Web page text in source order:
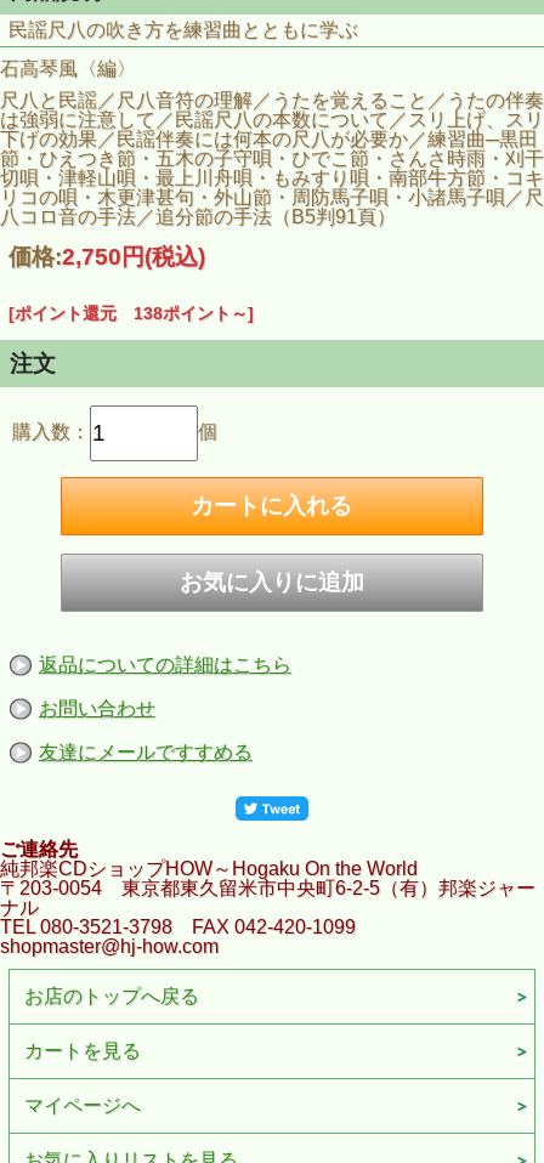
民謡尺八の吹き方を練習曲とともに学ぶ
石高琴風〈編〉
尺八と民謡／尺八音符の理解／うたを覚えること／うたの伴奏
は強弱に注意して／民謡尺八の本数について／スリ上げ、スリ
下げの効果／民謡伴奏には何本の尺八が必要か／練習曲─黒田
節・ひえつき節・五木の子守唄・ひでこ節・さんさ時雨・刈干
切唄・津軽山唄・最上川舟唄・もみすり唄・南部牛方節・コキ
リコの唄・木更津甚句・外山節・周防馬子唄・小諸馬子唄／尺
八コロ音の手法／追分節の手法（B5判91頁）
価格:2,750円(税込)
[ポイント還元 138ポイント～]
注文
購入数： 個
返品についての詳細はこちら
お問い合わせ
友達にメールですすめる
ご連絡先
純邦楽CDショップHOW～Hogaku On the World
〒203-0054 東京都東久留米市中央町6-2-5（有）邦楽ジャー
ナル
TEL 080-3521-3798 FAX 042-420-1099
shopmaster@hj-how.com
お店のトップへ戻る
カートを見る
マイページへ